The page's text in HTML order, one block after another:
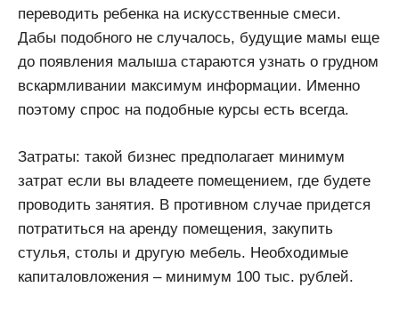
переводить ребенка на искусственные смеси.
Дабы подобного не случалось, будущие мамы еще
до появления малыша стараются узнать о грудном
вскармливании максимум информации. Именно
поэтому спрос на подобные курсы есть всегда.
Затраты: такой бизнес предполагает минимум
затрат если вы владеете помещением, где будете
проводить занятия. В противном случае придется
потратиться на аренду помещения, закупить
стулья, столы и другую мебель. Необходимые
капиталовложения – минимум 100 тыс. рублей.